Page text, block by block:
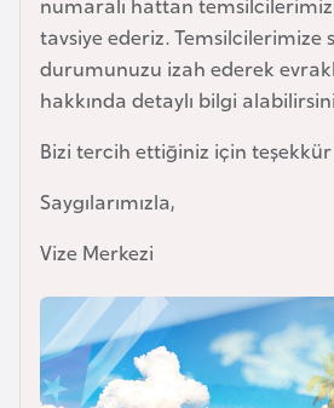
tavsiye ederiz. Temsilcilerimize
durumunuzu izah ederek
hakkında detaylı bilgi
Bizi tercih ettiğiniz için
Saygılarımızla,
Vize Merkezi
a
H
e
s
e
B
l
g